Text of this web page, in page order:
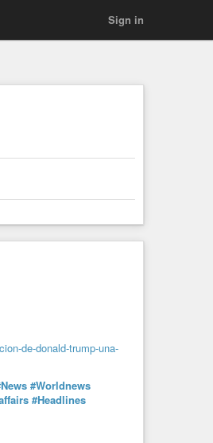
Sign in
de-donald-trump-una-
#Worldnews
#Headlines